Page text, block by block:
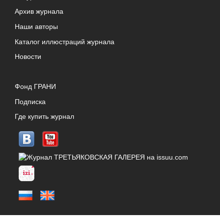
Архив журнала
Наши авторы
Каталог иллюстраций журнала
Новости
Фонд ГРАНИ
Подписка
Где купить журнал